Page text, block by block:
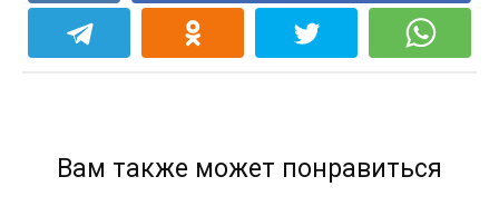
Вам также может понравиться